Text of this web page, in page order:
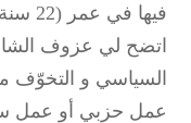
اتضح لي عزوف
السياسي و التخوّف
عمل حزبي أو عمل